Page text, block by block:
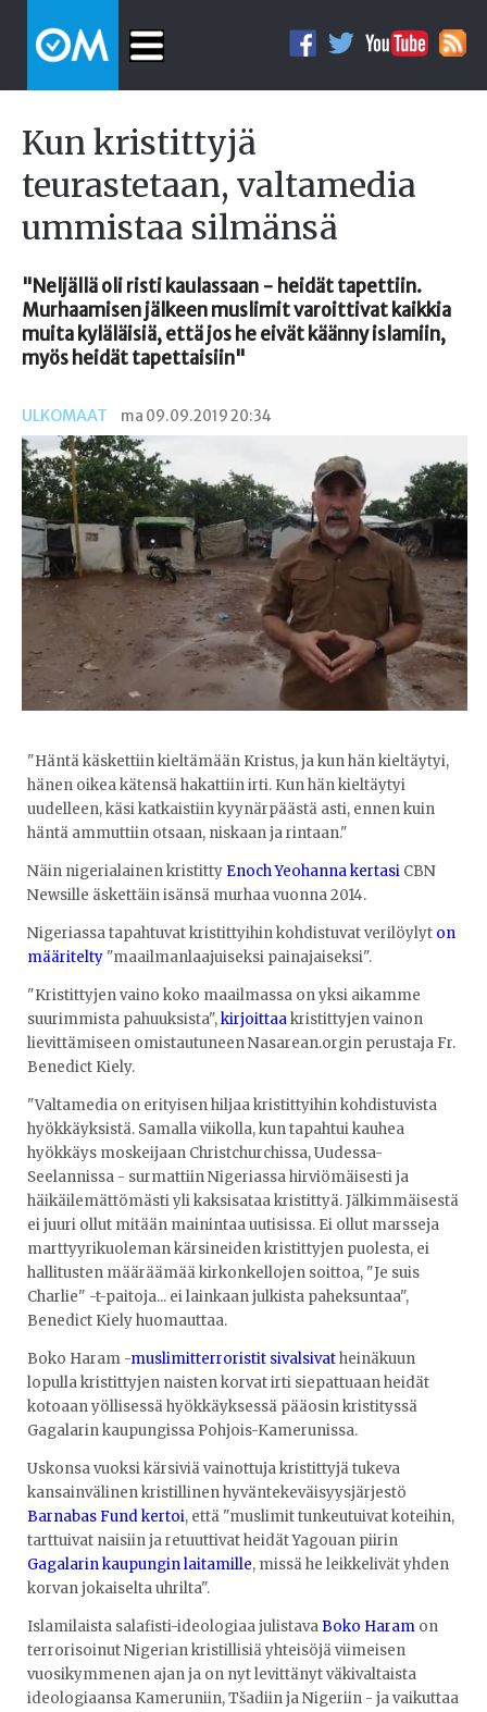
Kun kristittyjä
teurastetaan, valtamedia
ummistaa silmänsä
"Neljällä oli risti kaulassaan - heidät tapettiin.
Murhaamisen jälkeen muslimit varoittivat kaikkia
muita kyläläisiä, että jos he eivät käänny islamiin,
myös heidät tapettaisiin"
ULKOMAAT ma 09.09.2019 20:34
"Häntä käskettiin kieltämään Kristus, ja kun hän kieltäytyi,
hänen oikea kätensä hakattiin irti. Kun hän kieltäytyi
uudelleen, käsi katkaistiin kyynärpäästä asti, ennen kuin
häntä ammuttiin otsaan, niskaan ja rintaan."
Näin nigerialainen kristitty Enoch Yeohanna kertasi CBN
Newsille äskettäin isänsä murhaa vuonna 2014.
Nigeriassa tapahtuvat kristittyihin kohdistuvat verilöylyt on
määritelty "maailmanlaajuiseksi painajaiseksi".
"Kristittyjen vaino koko maailmassa on yksi aikamme
suurimmista pahuuksista",kirjoittaakristittyjen vainon
lievittämiseen omistautuneen Nasarean.orgin perustaja Fr.
Benedict Kiely.
"Valtamedia on erityisen hiljaa ​​kristittyihin kohdistuvista
hyökkäyksistä. Samalla viikolla, kun tapahtui kauhea
hyökkäys moskeijaan Christchurchissa, Uudessa-
Seelannissa - surmattiin Nigeriassa hirviömäisesti ja
häikäilemättömästi yli kaksisataa kristittyä. Jälkimmäisestä
ei juuri ollut mitään mainintaa uutisissa. Ei ollut marsseja
marttyyrikuoleman kärsineiden kristittyjen puolesta, ei
hallitusten määräämää kirkonkellojen soittoa, "Je suis
Charlie" -t-paitoja... ei lainkaan julkista paheksuntaa",
Benedict Kiely huomauttaa.
Boko Haram -muslimitterroristit sivalsivatheinäkuun
lopulla kristittyjen naisten korvat irti siepattuaan heidät
kotoaan yöllisessä hyökkäyksessä pääosin kristityssä
Gagalarin kaupungissa Pohjois-Kamerunissa.
Uskonsa vuoksi kärsiviä vainottuja kristittyjä tukeva
kansainvälinen kristillinen hyväntekeväisyysjärjestö
Barnabas Fund kertoi, että "muslimit tunkeutuivat koteihin,
tarttuivat naisiin ja retuuttivat heidät Yagouan piirin
Gagalarin kaupungin laitamille, missä he leikkelivät yhden
korvan jokaiselta uhrilta".
Islamilaista salafisti-ideologiaa julistava Boko Haram on
terrorisoinut Nigerian kristillisiä yhteisöjä viimeisen
vuosikymmenen ajan ja on nyt levittänyt väkivaltaista
ideologiaansa Kameruniin, Tšadiin ja Nigeriin - ja vaikuttaa